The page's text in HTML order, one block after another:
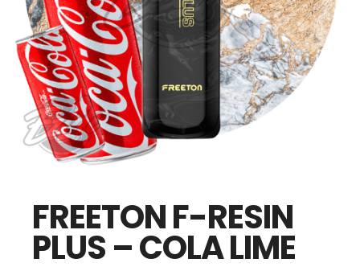
FREETON F-RESIN
PLUS – COLA LIME